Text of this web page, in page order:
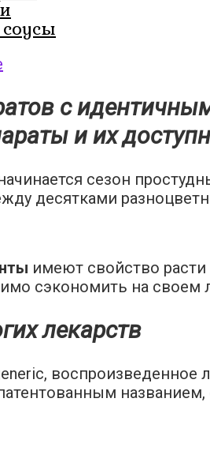
с
и их
сезон
десятками
имеют свойство расти
сэкономить на своем
лекарств
воспроизведенное